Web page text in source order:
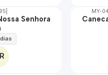
Senhora
🇵🇹
MY-